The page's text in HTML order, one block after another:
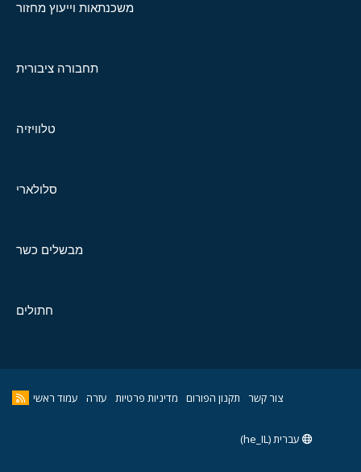
משכנתאות וייעוץ מחזור
תחבורה ציבורית
טלוויזיה
סלולארי
מבשלים כשר
חתולים
צור קשר תקנון הפורום מדיניות פרטיות עזרה עמוד ראשי
עברית (he_IL)